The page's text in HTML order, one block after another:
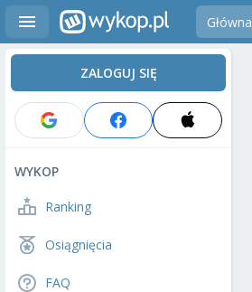
Główna
ZALOGUJ SIĘ
WYKOP
Ranking
Osiągnięcia
FAQ